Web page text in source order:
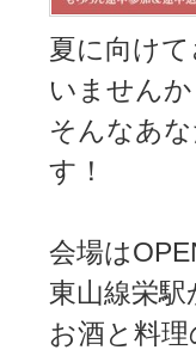
夏に向け
いません
そんなあ
す！
会場は
東山線栄
お酒と料